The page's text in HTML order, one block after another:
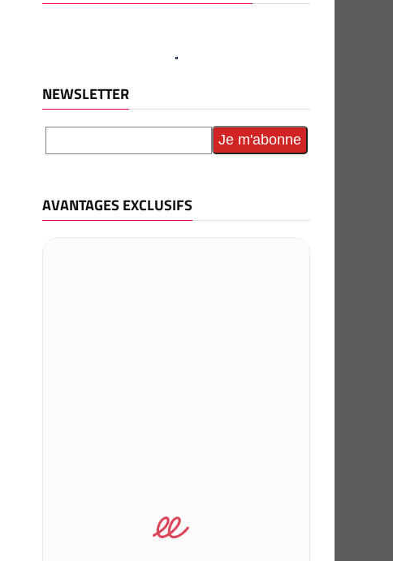
NEWSLETTER
AVANTAGES EXCLUSIFS